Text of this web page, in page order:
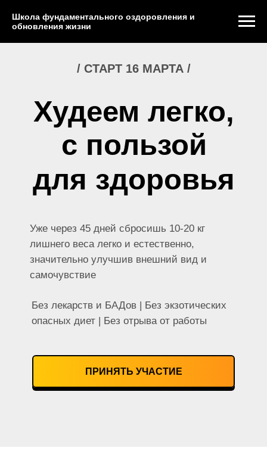
Школа фундаментального оздоровления и
обновления жизни
/ СТАРТ 16 МАРТА /
Худеем легко,
с пользой
Уже через 45 дней сбросишь 10-20 кг
лишнего веса легко и естественно,
значительно улучшив внешний вид и
самочувствие
ПРИНЯТЬ УЧАСТИЕ
для здоровья
Без лекарств и БАДов | Без экзотических
опасных диет | Без отрыва от работы